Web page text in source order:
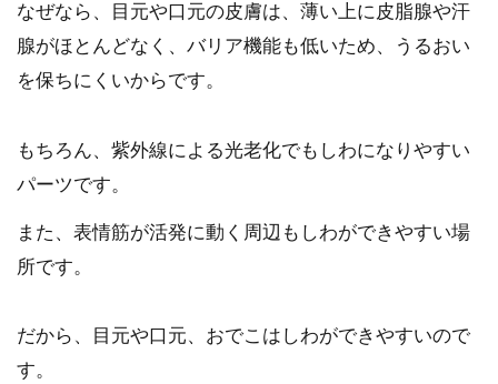
なぜなら、目元や口元の皮膚は、薄い上に皮脂腺や汗
腺がほとんどなく、バリア機能も低いため、うるおい
を保ちにくいからです。
もちろん、紫外線による光老化でもしわになりやすい
パーツです。
また、表情筋が活発に動く周辺もしわができやすい場
所です。
だから、目元や口元、おでこはしわができやすいので
す。